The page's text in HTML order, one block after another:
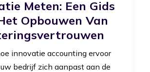
Meten: Een Gids
Opbouwen Van
innovatie accounting ervoor
bedrijf zich aanpast aan de